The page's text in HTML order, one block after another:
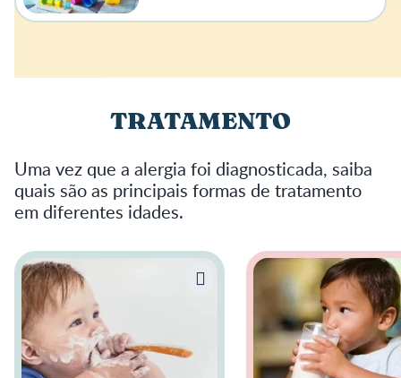
TRATAMENTO
Uma vez que a alergia foi diagnosticada, saiba
quais são as principais formas de tratamento
em diferentes idades.